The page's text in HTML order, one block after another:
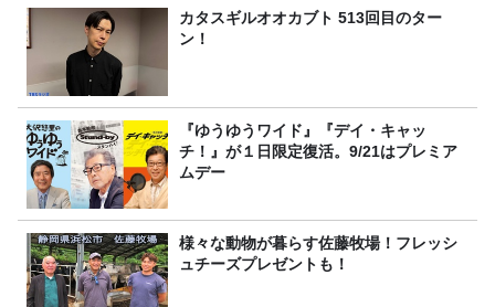
カタスギルオオカブト 513回目のター
ン！
『ゆうゆうワイド』『デイ・キャッ
チ！』が１日限定復活。9/21はプレミア
ムデー
様々な動物が暮らす佐藤牧場！フレッシ
ュチーズプレゼントも！